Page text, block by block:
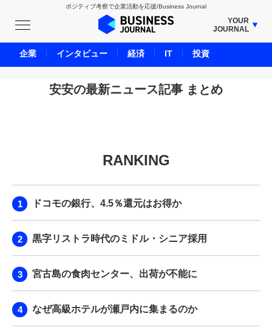
ポジティブ考察で企業活動を応援/Business Journal
YOUR
JOURNAL
BUSINESS JOURNAL
UNICORN JOURNAL
CARBON CREDITS JOURNAL
LIFE ENDING JOURNAL
BPaaS JOURNAL
安安の最新ニュース記事 まとめ
RANKING
ドコモの銀行、4.5％還元はお得か
黒字リストラ時代のミドル・シニア採用
宮古島の食肉センター、出荷が不能に
なぜ高級ホテルが瀬戸内に集まるのか
企業 インタビュー 経済 IT 投資